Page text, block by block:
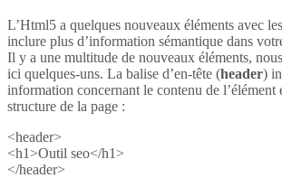
L’Html5 a quelques nouveaux éléments avec
inclure plus d’information sémantique dans
Il y a une multitude de nouveaux éléments,
ici quelques-uns. La balise d’en-tête (header)
information concernant le contenu de l’élément
structure de la page :
<header>
<h1>Outil seo</h1>
</header>